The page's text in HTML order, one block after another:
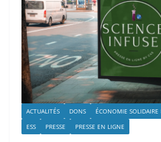
ACTUALITÉS DONS ÉCONOMIE SOLIDAIRE
ESS
PRESSE PRESSE EN LIGNE